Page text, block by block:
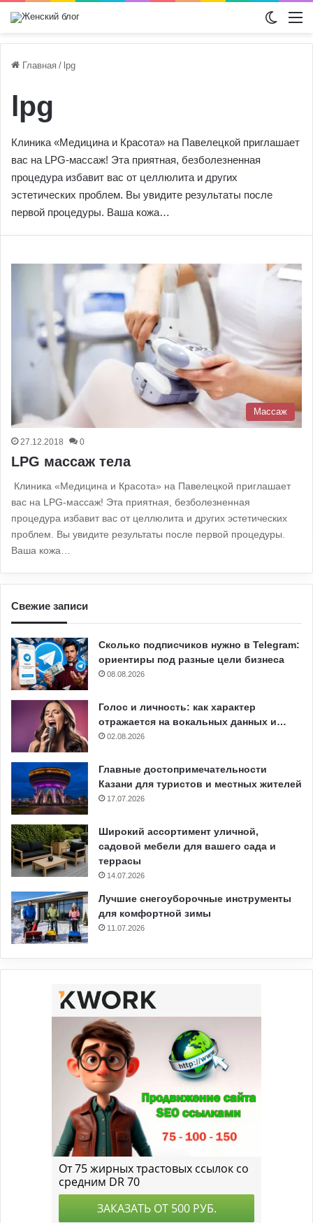
Главная / lpg
lpg
Клиника «Медицина и Красота» на Павелецкой приглашает
вас на LPG-массаж! Эта приятная, безболезненная
процедура избавит вас от целлюлита и других
эстетических проблем. Вы увидите результаты после
первой процедуры. Ваша кожа…
Массаж
27.12.2018 0
LPG массаж тела
Клиника «Медицина и Красота» на Павелецкой приглашает
вас на LPG-массаж! Эта приятная, безболезненная
процедура избавит вас от целлюлита и других эстетических
проблем. Вы увидите результаты после первой процедуры.
Ваша кожа…
Свежие записи
Сколько подписчиков нужно в Telegram:
ориентиры под разные цели бизнеса
08.08.2026
Голос и личность: как характер
отражается на вокальных данных и…
02.08.2026
Главные достопримечательности
Казани для туристов и местных жителей
17.07.2026
Широкий ассортимент уличной,
садовой мебели для вашего сада и
террасы
14.07.2026
Лучшие снегоуборочные инструменты
для комфортной зимы
11.07.2026